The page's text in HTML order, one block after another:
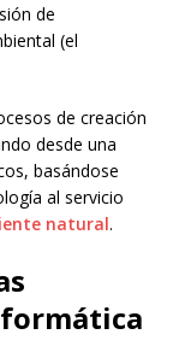
de
(el
de creación
desde una
basándose
al servicio
natural. ​